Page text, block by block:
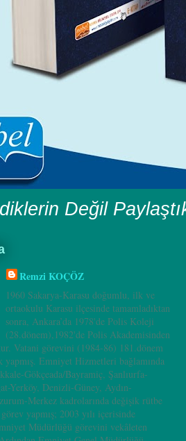
Değil
Remzi KOÇÖZ
1960 Sakarya-Karasu doğumlu, ilk ve
ortaokulu Karasu ilçesinde tamamladıktan
sonra, Ankara’da 1978'de Polis Koleji
(28.dönem),1982'de Polis Akademisinden
Vatani görevini (1984-86) 181.dönem
yapmış. Emniyet Hizmetleri bağlamında
Gökçeada/Bayramiç, Şanlıurfa-
Yerköy, Denizli-Güney, Aydın-
Merkez kadrolarında değişik rütbe
yapmış; 2003 yılı içerisinde
Müdürlüğü görevini vekâleten